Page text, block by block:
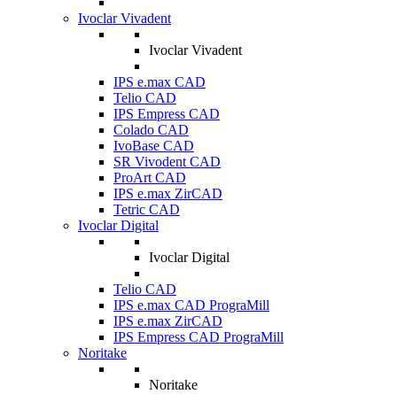
Ivoclar Vivadent
Ivoclar Vivadent
IPS e.max CAD
Telio CAD
IPS Empress CAD
Colado CAD
IvoBase CAD
SR Vivodent CAD
ProArt CAD
IPS e.max ZirCAD
Tetric CAD
Ivoclar Digital
Ivoclar Digital
Telio CAD
IPS e.max CAD PrograMill
IPS e.max ZirCAD
IPS Empress CAD PrograMill
Noritake
Noritake